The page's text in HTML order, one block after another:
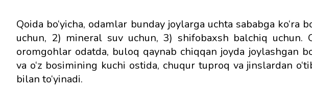
Qoida bo‘yicha, odamlar bunday joylarga uchta sababga
uchun, 2) mineral suv uchun, 3) shifobaxsh balchiq uchun.
oromgohlar odatda, buloq qaynab chiqqan joyda joylashgan
va o‘z bosimining kuchi ostida, chuqur tuproq va jinslardan
bilan to‘yinadi.